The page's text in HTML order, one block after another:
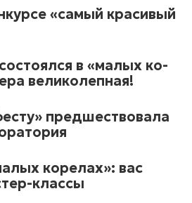
«самый красивый
в «ма­лых ко­
ве­ли­ко­леп­ная!
предшествовала
корелах»: вас
классы